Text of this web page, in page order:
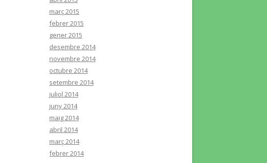
març 2015
febrer 2015
gener 2015
desembre 2014
novembre 2014
octubre 2014
setembre 2014
juliol 2014
juny 2014
maig 2014
abril 2014
març 2014
febrer 2014